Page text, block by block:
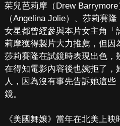
茱兒芭莉摩（Drew
（Angelina Jolie）、莎莉賽
女星都曾經參與本片女主角「
莉摩獲得製片大力推薦，但因
莎莉賽隆在試鏡時表現出色，
在得知電影內容後也婉拒了，
人，因為沒有事先告訴她這
鏡。
《美國舞孃》當年在北美上